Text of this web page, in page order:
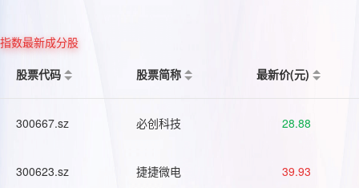
指数最新成分股
股票代码
股票简称 最新价(元)
300667.sz 必创科技 28.88
300623.sz 捷捷微电 39.93